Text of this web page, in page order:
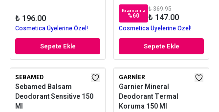
₺ 196.00
Cosmetica Üyelerine Özel!
Sepete Ekle
Kazancınız
%60
₺ 369.95
₺ 147.00
Cosmetica Üyelerine Özel!
Sepete Ekle
SEBAMED
Sebamed Balsam
Deodorant Sensitive 150
Ml
GARNIER
Garnier Mineral
Deodorant Termal
Koruma 150 Ml